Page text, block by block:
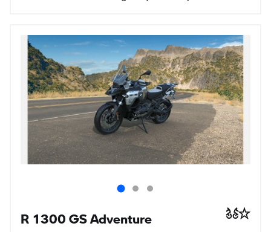
R 1300 GS Adventure